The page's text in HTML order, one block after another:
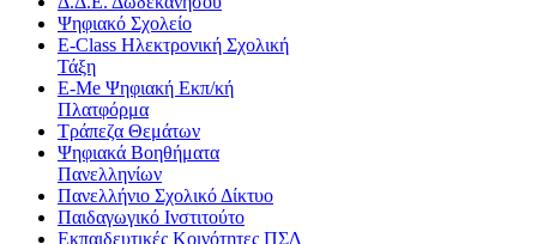
Ψηφιακό Σχολείο
E-Class Ηλεκτρονική Σχολική
Τάξη
E-Me Ψηφιακή Εκπ/κή
Πλατφόρμα
Τράπεζα Θεμάτων
Ψηφιακά Βοηθήματα
Πανελληνίων
Πανελλήνιο Σχολικό Δίκτυο
Παιδαγωγικό Ινστιτούτο
Εκπαιδευτικές Κοινότητες ΠΣΔ